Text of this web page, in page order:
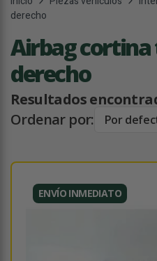
derecho
Airbag cortina
derecho
Resultados
Ordenar por:
ENVÍO INMEDIATO